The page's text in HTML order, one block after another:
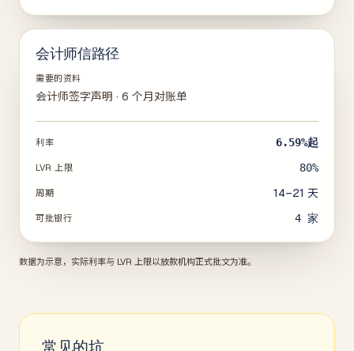
会计师信路径
需要的资料
会计师签字声明 · 6 个月对账单
利率 6.59%起
LVR 上限 80%
周期 14–21 天
可批银行 4 家
数据为示意，实际利率与 LVR 上限以放款机构正式批文为准。
常见的坑